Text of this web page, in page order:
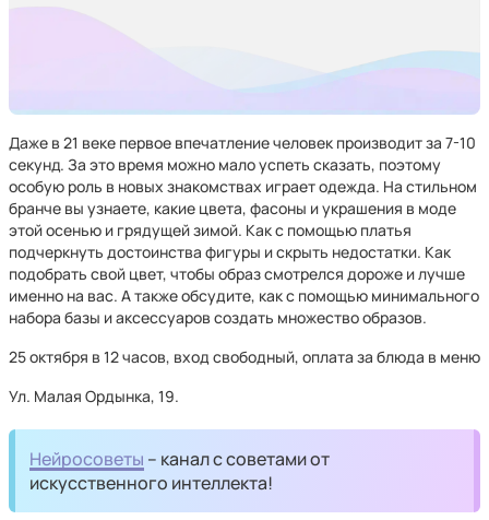
Даже в 21 веке первое впечатление человек производит за 7-10
секунд. За это время можно мало успеть сказать, поэтому
особую роль в новых знакомствах играет одежда. На стильном
бранче вы узнаете, какие цвета, фасоны и украшения в моде
этой осенью и грядущей зимой. Как с помощью платья
подчеркнуть достоинства фигуры и скрыть недостатки. Как
подобрать свой цвет, чтобы образ смотрелся дороже и лучше
именно на вас. А также обсудите, как с помощью минимального
набора базы и аксессуаров создать множество образов.
25 октября в 12 часов, вход свободный, оплата за блюда в меню
Ул. Малая Ордынка, 19.
Нейросоветы – канал с советами от
искусственного интеллекта!